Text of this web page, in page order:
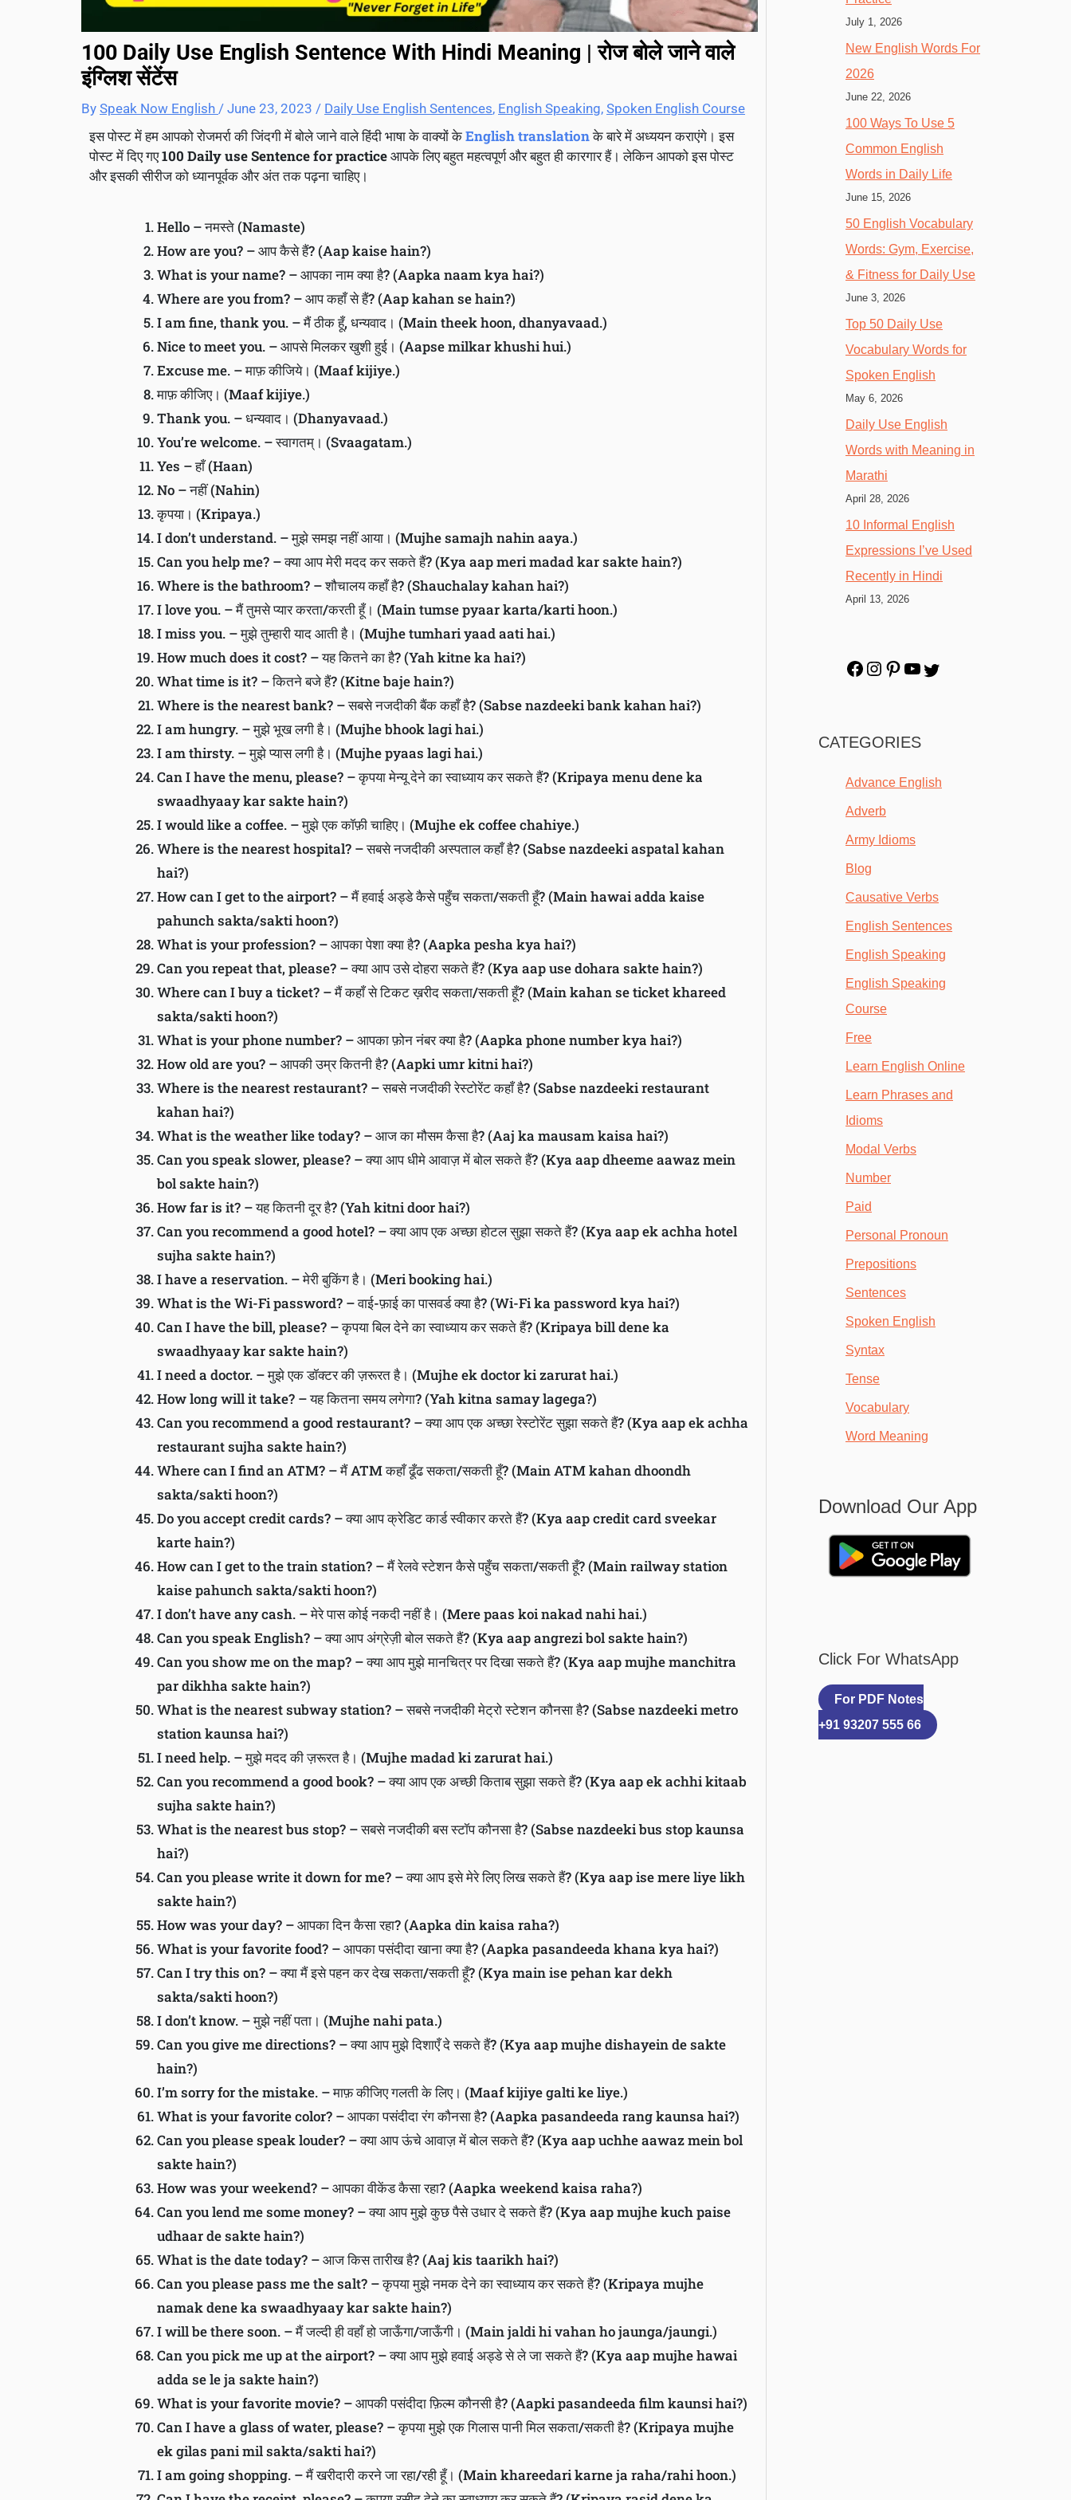
100 Daily Use English Sentence With Hindi Meaning | रोज बोले जाने वाले
इंग्लिश सेंटेंस
By Speak Now English / June 23, 2023 / Daily Use English Sentences, English Speaking, Spoken English Course
इस पोस्ट में हम आपको रोजमर्रा की जिंदगी में बोले जाने वाले हिंदी भाषा के वाक्यों केEnglish translationके बारे में अध्ययन कराएंगे। इस
पोस्ट में दिए गए100 Daily use Sentence for practiceआपके लिए बहुत महत्वपूर्ण और बहुत ही कारगार हैं। लेकिन आपको इस पोस्ट
और इसकी सीरीज को ध्यानपूर्वक और अंत तक पढ़ना चाहिए।
Hello – नमस्ते (Namaste)
How are you? – आप कैसे हैं? (Aap kaise hain?)
What is your name? – आपका नाम क्या है? (Aapka naam kya hai?)
Where are you from? – आप कहाँ से हैं? (Aap kahan se hain?)
I am fine, thank you. – मैं ठीक हूँ, धन्यवाद। (Main theek hoon, dhanyavaad.)
Nice to meet you. – आपसे मिलकर खुशी हुई। (Aapse milkar khushi hui.)
Excuse me. – माफ़ कीजिये। (Maaf kijiye.)
माफ़ कीजिए। (Maaf kijiye.)
Thank you. – धन्यवाद। (Dhanyavaad.)
You’re welcome. – स्वागतम्। (Svaagatam.)
Yes – हाँ (Haan)
No – नहीं (Nahin)
कृपया। (Kripaya.)
I don’t understand. – मुझे समझ नहीं आया। (Mujhe samajh nahin aaya.)
Can you help me? – क्या आप मेरी मदद कर सकते हैं? (Kya aap meri madad kar sakte hain?)
Where is the bathroom? – शौचालय कहाँ है? (Shauchalay kahan hai?)
I love you. – मैं तुमसे प्यार करता/करती हूँ। (Main tumse pyaar karta/karti hoon.)
I miss you. – मुझे तुम्हारी याद आती है। (Mujhe tumhari yaad aati hai.)
How much does it cost? – यह कितने का है? (Yah kitne ka hai?)
What time is it? – कितने बजे हैं? (Kitne baje hain?)
Where is the nearest bank? – सबसे नजदीकी बैंक कहाँ है? (Sabse nazdeeki bank kahan hai?)
I am hungry. – मुझे भूख लगी है। (Mujhe bhook lagi hai.)
I am thirsty. – मुझे प्यास लगी है। (Mujhe pyaas lagi hai.)
Can I have the menu, please? – कृपया मेन्यू देने का स्वाध्याय कर सकते हैं? (Kripaya menu dene ka
swaadhyaay kar sakte hain?)
I would like a coffee. – मुझे एक कॉफ़ी चाहिए। (Mujhe ek coffee chahiye.)
Where is the nearest hospital? – सबसे नजदीकी अस्पताल कहाँ है? (Sabse nazdeeki aspatal kahan
hai?)
How can I get to the airport? – मैं हवाई अड्डे कैसे पहुँच सकता/सकती हूँ? (Main hawai adda kaise
pahunch sakta/sakti hoon?)
What is your profession? – आपका पेशा क्या है? (Aapka pesha kya hai?)
Can you repeat that, please? – क्या आप उसे दोहरा सकते हैं? (Kya aap use dohara sakte hain?)
Where can I buy a ticket? – मैं कहाँ से टिकट ख़रीद सकता/सकती हूँ? (Main kahan se ticket khareed
sakta/sakti hoon?)
What is your phone number? – आपका फ़ोन नंबर क्या है? (Aapka phone number kya hai?)
How old are you? – आपकी उम्र कितनी है? (Aapki umr kitni hai?)
Where is the nearest restaurant? – सबसे नजदीकी रेस्टोरेंट कहाँ है? (Sabse nazdeeki restaurant
kahan hai?)
What is the weather like today? – आज का मौसम कैसा है? (Aaj ka mausam kaisa hai?)
Can you speak slower, please? – क्या आप धीमे आवाज़ में बोल सकते हैं? (Kya aap dheeme aawaz mein
bol sakte hain?)
How far is it? – यह कितनी दूर है? (Yah kitni door hai?)
Can you recommend a good hotel? – क्या आप एक अच्छा होटल सुझा सकते हैं? (Kya aap ek achha hotel
sujha sakte hain?)
I have a reservation. – मेरी बुकिंग है। (Meri booking hai.)
What is the Wi-Fi password? – वाई-फ़ाई का पासवर्ड क्या है? (Wi-Fi ka password kya hai?)
Can I have the bill, please? – कृपया बिल देने का स्वाध्याय कर सकते हैं? (Kripaya bill dene ka
swaadhyaay kar sakte hain?)
I need a doctor. – मुझे एक डॉक्टर की ज़रूरत है। (Mujhe ek doctor ki zarurat hai.)
How long will it take? – यह कितना समय लगेगा? (Yah kitna samay lagega?)
Can you recommend a good restaurant? – क्या आप एक अच्छा रेस्टोरेंट सुझा सकते हैं? (Kya aap ek achha
restaurant sujha sakte hain?)
Where can I find an ATM? – मैं ATM कहाँ ढूँढ सकता/सकती हूँ? (Main ATM kahan dhoondh
sakta/sakti hoon?)
Do you accept credit cards? – क्या आप क्रेडिट कार्ड स्वीकार करते हैं? (Kya aap credit card sveekar
karte hain?)
How can I get to the train station? – मैं रेलवे स्टेशन कैसे पहुँच सकता/सकती हूँ? (Main railway station
kaise pahunch sakta/sakti hoon?)
I don’t have any cash. – मेरे पास कोई नकदी नहीं है। (Mere paas koi nakad nahi hai.)
Can you speak English? – क्या आप अंग्रेज़ी बोल सकते हैं? (Kya aap angrezi bol sakte hain?)
Can you show me on the map? – क्या आप मुझे मानचित्र पर दिखा सकते हैं? (Kya aap mujhe manchitra
par dikhha sakte hain?)
What is the nearest subway station? – सबसे नजदीकी मेट्रो स्टेशन कौनसा है? (Sabse nazdeeki metro
station kaunsa hai?)
I need help. – मुझे मदद की ज़रूरत है। (Mujhe madad ki zarurat hai.)
Can you recommend a good book? – क्या आप एक अच्छी किताब सुझा सकते हैं? (Kya aap ek achhi kitaab
sujha sakte hain?)
What is the nearest bus stop? – सबसे नजदीकी बस स्टॉप कौनसा है? (Sabse nazdeeki bus stop kaunsa
hai?)
Can you please write it down for me? – क्या आप इसे मेरे लिए लिख सकते हैं? (Kya aap ise mere liye likh
sakte hain?)
How was your day? – आपका दिन कैसा रहा? (Aapka din kaisa raha?)
What is your favorite food? – आपका पसंदीदा खाना क्या है? (Aapka pasandeeda khana kya hai?)
Can I try this on? – क्या मैं इसे पहन कर देख सकता/सकती हूँ? (Kya main ise pehan kar dekh
sakta/sakti hoon?)
I don’t know. – मुझे नहीं पता। (Mujhe nahi pata.)
Can you give me directions? – क्या आप मुझे दिशाएँ दे सकते हैं? (Kya aap mujhe dishayein de sakte
hain?)
I’m sorry for the mistake. – माफ़ कीजिए गलती के लिए। (Maaf kijiye galti ke liye.)
What is your favorite color? – आपका पसंदीदा रंग कौनसा है? (Aapka pasandeeda rang kaunsa hai?)
Can you please speak louder? – क्या आप ऊंचे आवाज़ में बोल सकते हैं? (Kya aap uchhe aawaz mein bol
sakte hain?)
How was your weekend? – आपका वीकेंड कैसा रहा? (Aapka weekend kaisa raha?)
Can you lend me some money? – क्या आप मुझे कुछ पैसे उधार दे सकते हैं? (Kya aap mujhe kuch paise
udhaar de sakte hain?)
What is the date today? – आज किस तारीख है? (Aaj kis taarikh hai?)
Can you please pass me the salt? – कृपया मुझे नमक देने का स्वाध्याय कर सकते हैं? (Kripaya mujhe
namak dene ka swaadhyaay kar sakte hain?)
I will be there soon. – मैं जल्दी ही वहाँ हो जाऊँगा/जाऊँगी। (Main jaldi hi vahan ho jaunga/jaungi.)
Can you pick me up at the airport? – क्या आप मुझे हवाई अड्डे से ले जा सकते हैं? (Kya aap mujhe hawai
adda se le ja sakte hain?)
What is your favorite movie? – आपकी पसंदीदा फ़िल्म कौनसी है? (Aapki pasandeeda film kaunsi hai?)
Can I have a glass of water, please? – कृपया मुझे एक गिलास पानी मिल सकता/सकती है? (Kripaya mujhe
ek gilas pani mil sakta/sakti hai?)
I am going shopping. – मैं खरीदारी करने जा रहा/रही हूँ। (Main khareedari karne ja raha/rahi hoon.)
July 1, 2026
New English Words For
2026
June 22, 2026
100 Ways To Use 5
Common English
Words in Daily Life
June 15, 2026
50 English Vocabulary
Words: Gym, Exercise,
& Fitness for Daily Use
June 3, 2026
Top 50 Daily Use
Vocabulary Words for
Spoken English
May 6, 2026
Daily Use English
Words with Meaning in
Marathi
April 28, 2026
10 Informal English
Expressions I’ve Used
Recently in Hindi
April 13, 2026
CATEGORIES
Advance English
Adverb
Army Idioms
Blog
Causative Verbs
English Sentences
English Speaking
English Speaking
Course
Free
Learn English Online
Learn Phrases and
Idioms
Modal Verbs
Number
Paid
Personal Pronoun
Prepositions
Sentences
Spoken English
Syntax
Tense
Vocabulary
Word Meaning
Download Our App
Click For WhatsApp
For PDF Notes
+91 93207 555 66